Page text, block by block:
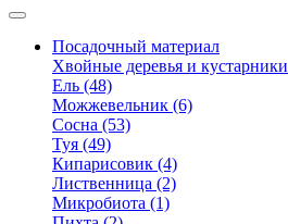
Посадочный материал
Хвойные деревья и кустарники
Ель (48)
Можжевельник (6)
Сосна (53)
Туя (49)
Кипарисовик (4)
Лиственница (2)
Микробиота (1)